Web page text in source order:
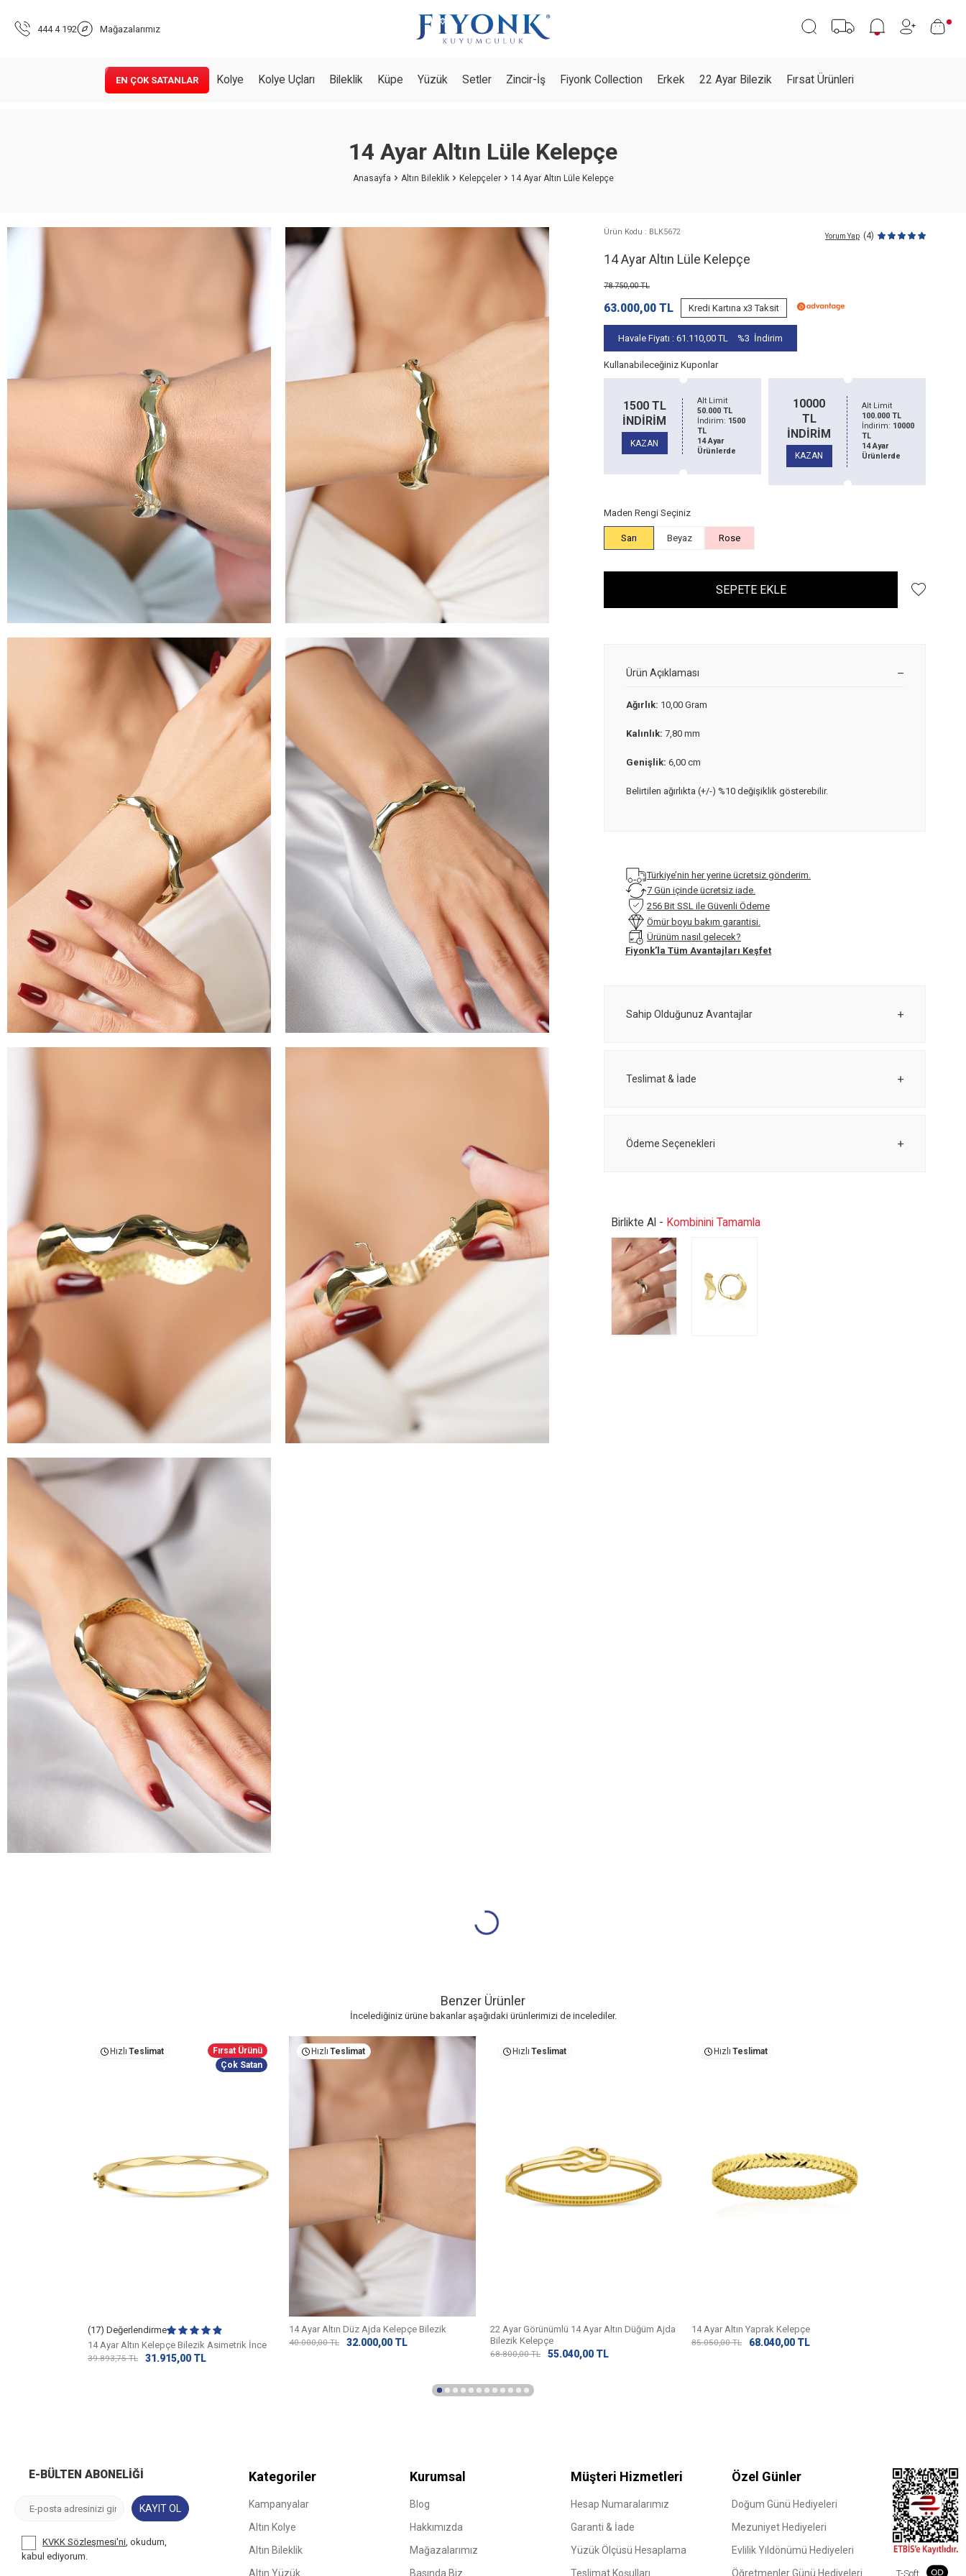
444 4 192 Mağazalarımız
EN ÇOK SATANLAR Kolye Kolye Uçları Bileklik Küpe Yüzük Setler Zincir-İş Fiyonk Collection Erkek 22 Ayar Bilezik Fırsat Ürünleri
14 Ayar Altın Lüle Kelepçe
Anasayfa Altın Bileklik Kelepçeler 14 Ayar Altın Lüle Kelepçe
Ürün Kodu : BLK5672 Yorum Yap (4)
14 Ayar Altın Lüle Kelepçe
78.750,00TL
63.000,00 TL Kredi Kartına x3 Taksit
Havale Fiyatı : 61.110,00TL %3 İndirim
Kullanabileceğiniz Kuponlar
100 TL
İNDİRİM
KAZAN
Alt Limit
TL
İndirim: 100
TL
14 Ayar
Ürünlerde
200 TL
İNDİRİM
KAZAN
Alt Limit
10.000 TL
İndirim: 200
TL
14 Ayar
Ürünlerde
Maden Rengi Seçiniz
Sarı Beyaz Rose
SEPETE EKLE
Ürün Açıklaması
Ağırlık: 10,00 Gram
Kalınlık: 7,80 mm
Genişlik: 6,00 cm
Belirtilen ağırlıkta (+/-) %10 değişiklik gösterebilir.
Türkiye’nin her yerine ücretsiz gönderim.
7 Gün içinde ücretsiz iade.
256 Bit SSL ile Güvenli Ödeme
Ömür boyu bakım garantisi.
Ürünüm nasıl gelecek?
Fiyonk’la Tüm Avantajları Keşfet
Sahip Olduğunuz Avantajlar
Teslimat & İade
Ödeme Seçenekleri
Birlikte Al - Kombinini Tamamla
Benzer Ürünler
İncelediğiniz ürüne bakanlar aşağıdaki ürünlerimizi de incelediler.
Hızlı Teslimat
Fırsat Ürünü
Çok Satan
(17) Değerlendirme
14 Ayar Altın Kelepçe Bilezik Asimetrik İnce
39.893,75TL 31.915,00 TL
Hızlı Teslimat
14 Ayar Altın Düz Ajda Kelepçe Bilezik
40.000,00TL 32.000,00 TL
Hızlı Teslimat
22 Ayar Görünümlü 14 Ayar Altın Düğüm Ajda
Bilezik Kelepçe
68.800,00TL 55.040,00 TL
Hızlı Teslimat
14 Ayar Altın Yaprak Kelepçe
85.050,00TL 68.040,00 TL
E-BÜLTEN ABONELIĞI
KAYIT OL
KVKK Sözleşmesi'ni, okudum,
kabul ediyorum.
Kategoriler
Kampanyalar
Altın Kolye
Altın Bileklik
Altın Yüzük
Kurumsal
Blog
Hakkımızda
Mağazalarımız
Basında Biz
Müşteri Hizmetleri
Hesap Numaralarımız
Garanti & İade
Yüzük Ölçüsü Hesaplama
Teslimat Koşulları
Özel Günler
Doğum Günü Hediyeleri
Mezuniyet Hediyeleri
Evlilik Yıldönümü Hediyeleri
Öğretmenler Günü Hediyeleri
T-Soft